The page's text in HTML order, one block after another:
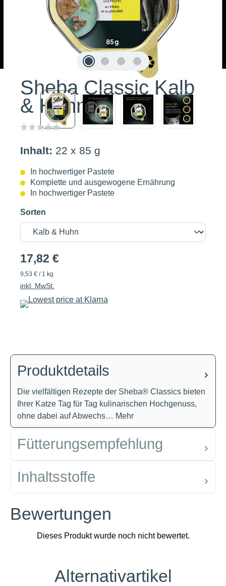
Sheba Classic Kalb
& Huhn
Inhalt: 22 x 85 g
In hochwertiger Pastete
Komplette und ausgewogene Ernährung
In hochwertiger Pastete
Sorten
17,82 €
9,53 € / 1 kg
inkl. MwSt.
Produktdetails
Die vielfältigen Rezepte der Sheba® Classics bieten
Ihrer Katze Tag für Tag kulinarischen Hochgenuss,
ohne dabei auf Abwechs… Mehr
Fütterungsempfehlung
Inhaltsstoffe
Bewertungen
Produktgalerie überspringen
Alternativartikel